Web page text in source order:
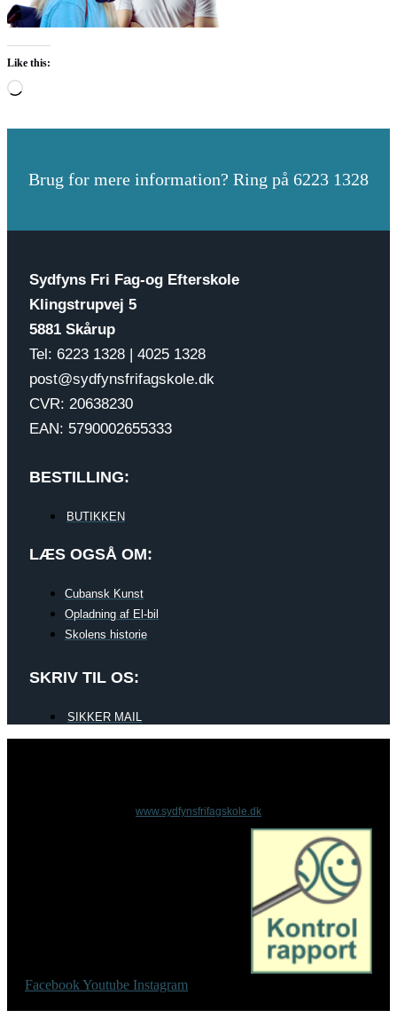
Like this:
Loading…
Brug for mere information? Ring på 6223 1328
Sydfyns Fri Fag-og Efterskole
Klingstrupvej 5
5881 Skårup
Tel: 6223 1328 | 4025 1328
post@sydfynsfrifagskole.dk
CVR: 20638230
EAN: 5790002655333
BESTILLING:
BUTIKKEN
LÆS OGSÅ OM:
Cubansk Kunst
Opladning af El-bil
Skolens historie
SKRIV TIL OS:
SIKKER MAIL
www.sydfynsfrifagskole.dk
Facebook Youtube Instagram